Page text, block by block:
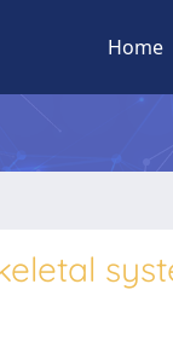
Home